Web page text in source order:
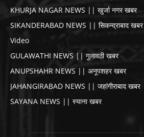
KHURJA NAGAR NEWS || खुर्जा नगर खबर
SIKANDERABAD NEWS || सिकन्द्राबाद खबर
Video
GULAWATHI NEWS || गुलावठी खबर
ANUPSHAHR NEWS || अनूपशहर खबर
JAHANGIRABAD NEWS || जहांगीराबाद खबर
SAYANA NEWS || स्याना खबर